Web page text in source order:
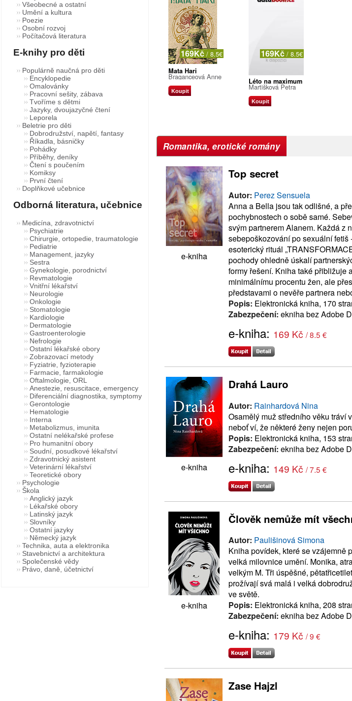
169Kč / 8.5€
Mata Hari
Braganceová Anne
Koupit
169Kč / 8.5€
Léto na maximum
Martišková Petra
Koupit
Romantika, erotické romány
e-kniha
Top secret
Autor: Perez Sensuela
Anna a Bella jsou tak odlišné, a
pochybnostech o sobě samé.
svým partnerem Alanem. Každá z
sebepoškozování po sexuální
esoterický rituál
pochody ohledně úskalí
formy řešení. Kniha také přibližuje
minimálnímu procentu žen, ale
představami o nevěře partnera
Popis: Elektronická kniha, 170
Zabezpečení: ekniha bez Adobe
e-kniha: 169 Kč / 8.5 €
e-kniha
Drahá Lauro
Autor: Rainhardová Nina
Osamělý muž středního věku tráví
neboť ví, že některé ženy nejen
Popis: Elektronická kniha, 153
Zabezpečení: ekniha bez Adobe
e-kniha: 149 Kč / 7.5 €
e-kniha
Člověk nemůže mít
Autor: Paulišinová Simona
Kniha povídek, které se vzájemně
velká milovnice umění. Monika,
velkým M. Tři úspěšné,
prožívají svá malá i velká
ve světě.
Popis: Elektronická kniha, 208
Zabezpečení: ekniha bez Adobe
e-kniha: 179 Kč / 9 €
Zase Hajzl
Všeobecné a ostatní
Umění a kultura
Poezie
Osobní rozvoj
Počítačová literatura
E-knihy pro děti
Populárně naučná pro děti
Encyklopedie
Omalovánky
Pracovní sešity, zábava
Tvoříme s dětmi
Jazyky, dvoujazyčné čtení
Leporela
Beletrie pro děti
Dobrodružství, napětí, fantasy
Říkadla, básničky
Pohádky
Příběhy, deníky
Čtení s poučením
Komiksy
První čtení
Doplňkové učebnice
Odborná literatura, učebnice
Medicína, zdravotnictví
Psychiatrie
Chirurgie, ortopedie, traumatologie
Pediatrie
Management, jazyky
Sestra
Gynekologie, porodnictví
Revmatologie
Vnitřní lékařství
Neurologie
Onkologie
Stomatologie
Kardiologie
Dermatologie
Gastroenterologie
Nefrologie
Ostatní lékařské obory
Zobrazovací metody
Fyziatrie, fyzioterapie
Farmacie, farmakologie
Oftalmologie, ORL
Anestezie, resuscitace, emergency
Diferenciální diagnostika, symptomy
Gerontologie
Hematologie
Interna
Metabolizmus, imunita
Ostatní nelékařské profese
Pro humanitní obory
Soudní, posudkové lékařství
Zdravotnický asistent
Veterinární lékařství
Teoretické obory
Psychologie
Škola
Anglický jazyk
Lékařské obory
Latinský jazyk
Slovníky
Ostatní jazyky
Německý jazyk
Technika, auta a elektronika
Stavebnictví a architektura
Společenské vědy
Právo, daně, účetnictví